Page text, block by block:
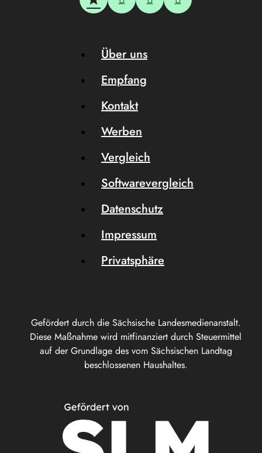
Gefördert durch die Sächsische Landesmedienanstalt.
Diese Maßnahme wird mitfinanziert durch Steuermittel
auf der Grundlage des vom Sächsischen Landtag
beschlossenen Haushaltes.
Über uns
Empfang
Kontakt
Werben
Vergleich
Softwarevergleich
Datenschutz
Impressum
Privatsphäre